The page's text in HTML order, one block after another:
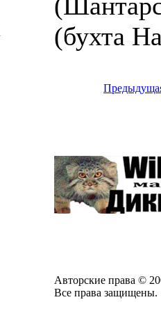
(бухта
Авторские права ©
Все права защищены.